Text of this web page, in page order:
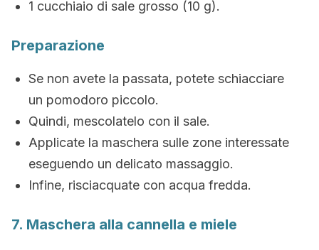
1 cucchiaio di sale grosso (10 g).
Preparazione
Se non avete la passata, potete schiacciare
un pomodoro piccolo.
Quindi, mescolatelo con il sale.
Applicate la maschera sulle zone interessate
eseguendo un delicato massaggio.
Infine, risciacquate con acqua fredda.
7. Maschera alla cannella e miele